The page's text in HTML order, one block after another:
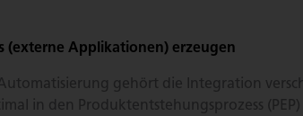
(externe Applikationen) erzeugen
gehört die Integration
in den Produktentstehungsprozess